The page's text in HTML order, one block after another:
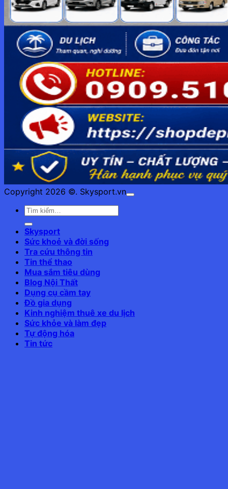
Copyright 2026 ©. Skysport.vn
Skysport
Sức khoẻ và đời sống
Tra cứu thông tin
Tin thể thao
Mua sắm tiêu dùng
Blog Nội Thất
Dụng cụ cầm tay
Đồ gia dụng
Kinh nghiệm thuê xe du lịch
Sức khỏe và làm đẹp
Tự động hóa
Tin tức